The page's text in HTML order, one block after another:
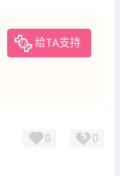
给TA支持
0 0